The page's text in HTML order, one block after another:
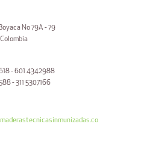
No 79A - 79
- 601 4342988
- 311 5307166